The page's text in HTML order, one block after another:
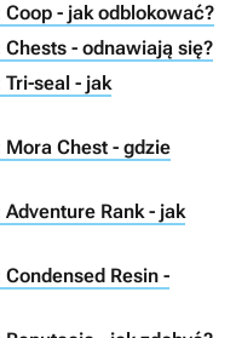
- jak odblokować?
- odnawiają się?
seal - jak
Chest - gdzie
Rank - jak
Resin -